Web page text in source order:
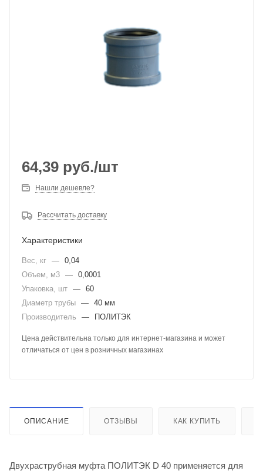
64,39 руб./шт
Нашли дешевле?
Рассчитать доставку
Характеристики
Вес, кг — 0,04
Объем, м3 — 0,0001
Упаковка, шт — 60
Диаметр трубы — 40 мм
Производитель
— ПОЛИТЭК
Цена действительна только для интернет-магазина и может
отличаться от цен в розничных магазинах
ОПИСАНИЕ ОТЗЫВЫ КАК КУПИТЬ
Двухраструбная муфта ПОЛИТЭК D 40 применяется для